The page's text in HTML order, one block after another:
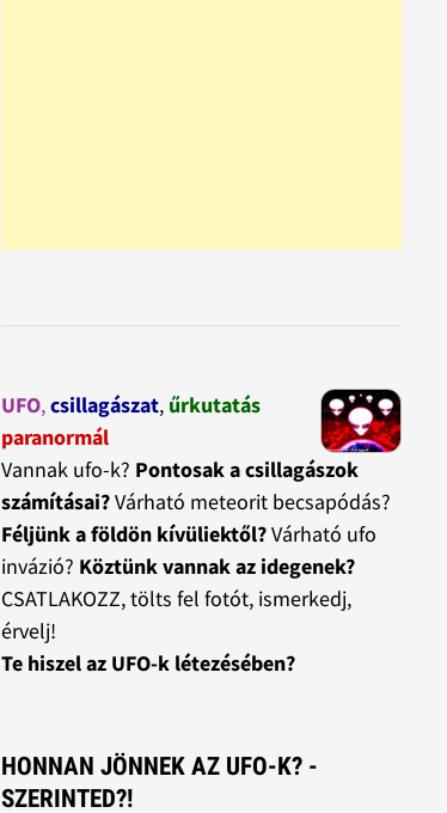
UFO,csillagászat, űrkutatás
paranormál
Vannak ufo-k? Pontosak a csillagászok
számításai?Várható meteorit becsapódás?
Féljünk a földön kívüliektől?Várható ufo
invázió? Köztünk vannak az idegenek?
CSATLAKOZZ, tölts fel fotót, ismerkedj,
érvelj!
Te hiszel az UFO-k létezésében?
HONNAN JÖNNEK AZ UFO-K? -
SZERINTED?!